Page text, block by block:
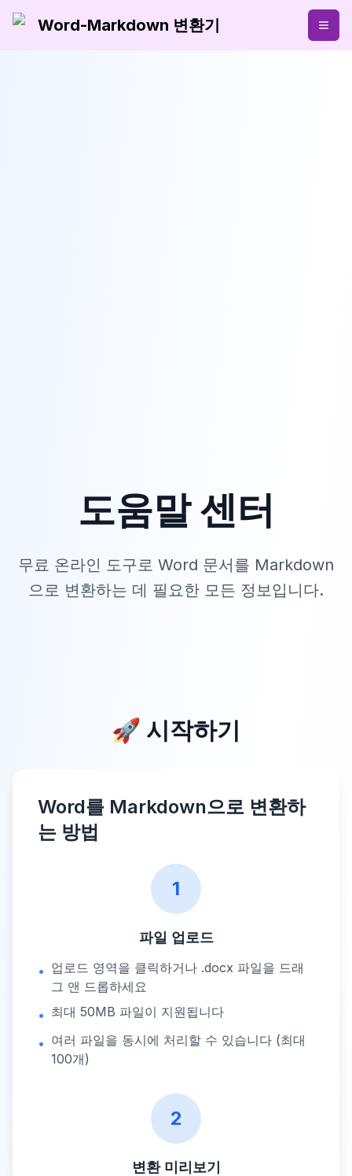
Word-Markdown 변환기
도움말 센터
무료 온라인 도구로 Word 문서를 Markdown
으로 변환하는 데 필요한 모든 정보입니다.
🚀 시작하기
Word를 Markdown으로 변환하
는 방법
1
파일 업로드
• 업로드 영역을 클릭하거나 .docx 파일을 드래
그 앤 드롭하세요
• 최대 50MB 파일이 지원됩니다
• 여러 파일을 동시에 처리할 수 있습니다 (최대
100개)
2
변환 미리보기